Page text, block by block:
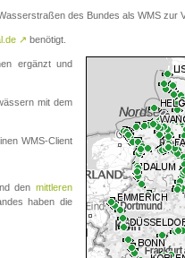
des Bundes als WMS zur
↗ benötigt.
ergänzt und
mit dem
WMS-Client
denmittleren
haben die